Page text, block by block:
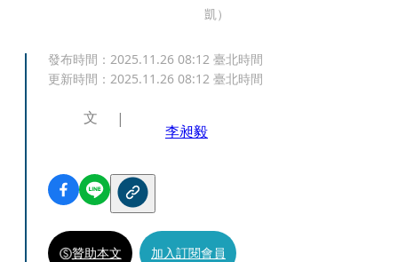
凱）
發布時間： 2025.11.26 08:12 臺北時間
更新時間： 2025.11.26 08:12 臺北時間
文
李昶毅
贊助本文 加入訂閱會員